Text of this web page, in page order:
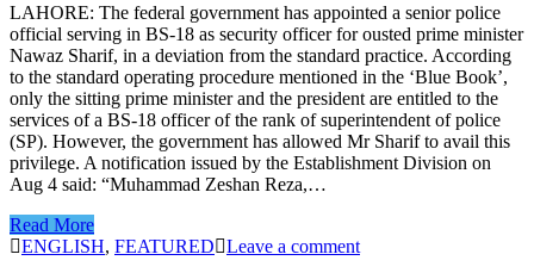
LAHORE: The federal government has appointed a senior police
official serving in BS-18 as security officer for ousted prime minister
Nawaz Sharif, in a deviation from the standard practice. According
to the standard operating procedure mentioned in the ‘Blue Book’,
only the sitting prime minister and the president are entitled to the
services of a BS-18 officer of the rank of superintendent of police
(SP). However, the government has allowed Mr Sharif to avail this
privilege. A notification issued by the Establishment Division on
Aug 4 said: “Muhammad Zeshan Reza,…
Read More
ENGLISH, FEATURED Leave a comment